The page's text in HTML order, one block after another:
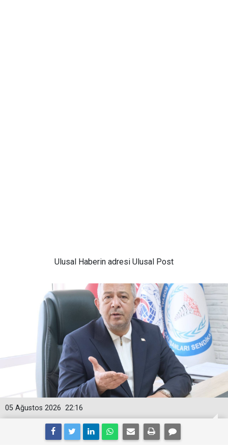
Ulusal Haberin adresi Ulusal Post
22:16
05 Ağustos 2026